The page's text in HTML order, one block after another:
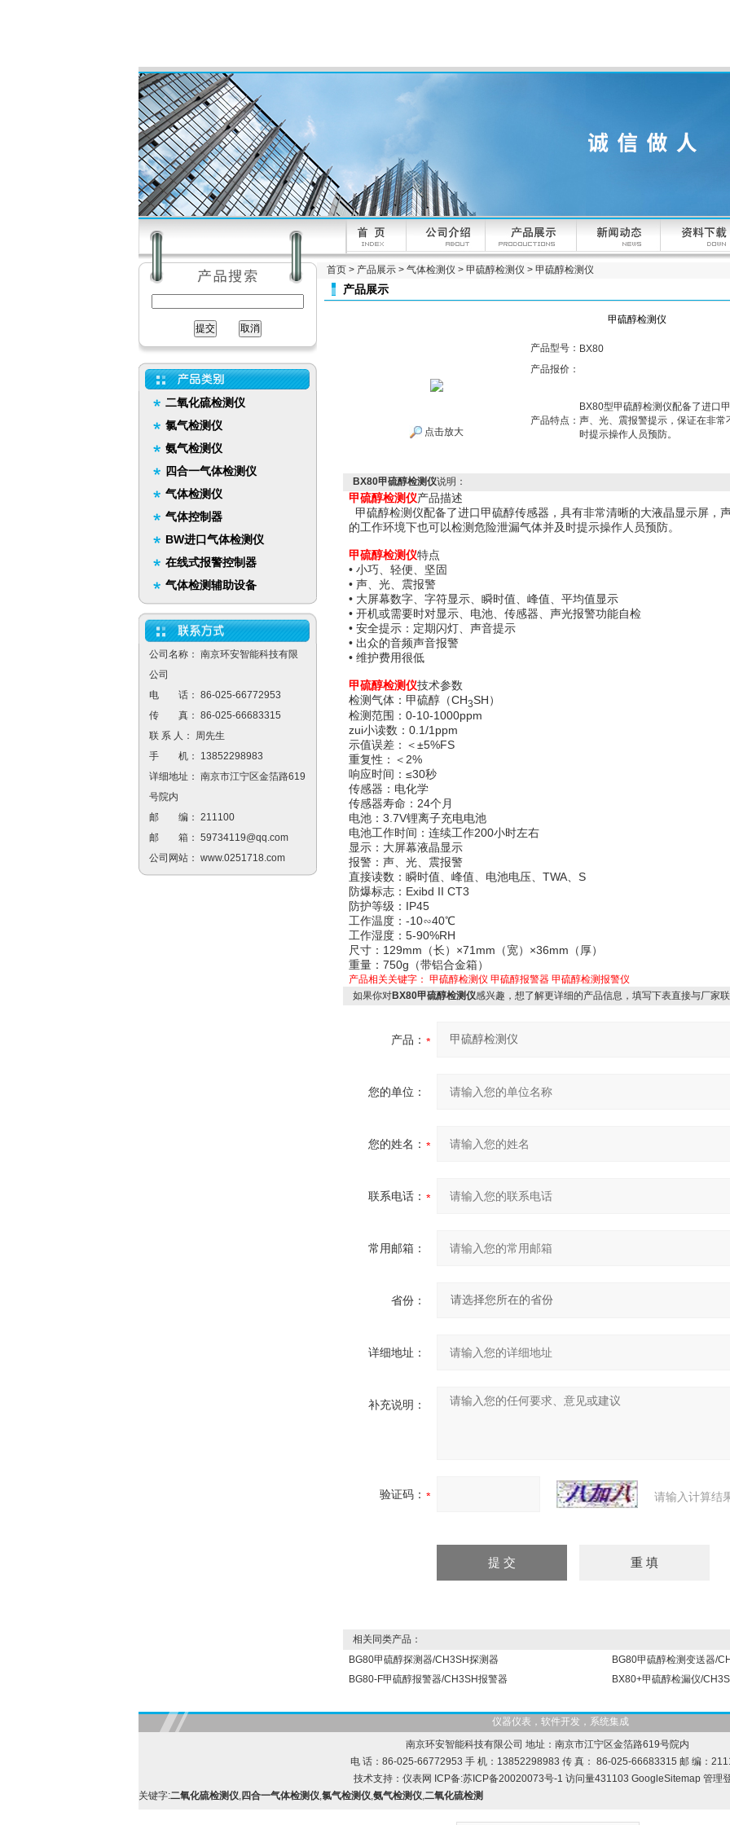
二氧化硫检测仪
氯气检测仪
氨气检测仪
四合一气体检测仪
气体检测仪
气体控制器
BW进口气体检测仪
在线式报警控制器
气体检测辅助设备
公司名称： 南京环安智能科技有限
公司
电 话： 86-025-66772953
传 真： 86-025-66683315
联 系 人： 周先生
手 机： 13852298983
详细地址： 南京市江宁区金箔路619
号院内
邮 编： 211100
邮 箱： 59734119@qq.com
公司网站： www.0251718.com
首页 > 产品展示 > 气体检测仪 > 甲硫醇检测仪 > 甲硫醇检测仪
产品展示
甲硫醇检测仪
点击放大
产品型号： BX80
产品报价：
产品特点：
BX80型甲硫醇检测仪配备了进口
声、光、震报警提示，保证在非
时提示操作人员预防。
BX80甲硫醇检测仪说明：
甲硫醇检测仪产品描述
甲硫醇检测仪配备了进口甲硫醇传感器，具有非常清晰的大液晶显示屏，
的工作环境下也可以检测危险泄漏气体并及时提示操作人员预防。
甲硫醇检测仪特点
• 小巧、轻便、坚固
• 声、光、震报警
• 大屏幕数字、字符显示、瞬时值、峰值、平均值显示
• 开机或需要时对显示、电池、传感器、声光报警功能自检
• 安全提示：定期闪灯、声音提示
• 出众的音频声音报警
• 维护费用很低
甲硫醇检测仪技术参数
检测气体：甲硫醇（CH3SH）
检测范围：0-10-1000ppm
zui小读数：0.1/1ppm
示值误差：＜±5%FS
重复性：＜2%
响应时间：≤30秒
传感器：电化学
传感器寿命：24个月
电池：3.7V锂离子充电电池
电池工作时间：连续工作200小时左右
显示：大屏幕液晶显示
报警：声、光、震报警
直接读数：瞬时值、峰值、电池电压、TWA、S
防爆标志：Exibd II CT3
防护等级：IP45
工作温度：-10∽40℃
工作湿度：5-90%RH
尺寸：129mm（长）×71mm（宽）×36mm（厚）
重量：750g（带铝合金箱）
产品相关关键字： 甲硫醇检测仪 甲硫醇报警器 甲硫醇检测报警仪
如果你对BX80甲硫醇检测仪感兴趣，想了解更详细的产品信息，填写下表直接与厂家
产品：
您的单位：
您的姓名：
联系电话：
常用邮箱：
省份：
详细地址：
补充说明：
验证码： 请输入计算结
相关同类产品：
BG80甲硫醇探测器/CH3SH探测器
BG80甲硫醇检测变送器/
BG80-F甲硫醇报警器/CH3SH报警器
BX80+甲硫醇检漏仪/
仪器仪表，软件开发，系统集成
南京环安智能科技有限公司 地址：南京市江宁区金箔路619号院内
电 话：86-025-66772953 手 机：13852298983 传 真： 86-025-66683315 邮 编：
技术支持： 仪表网 ICP备:苏ICP备20020073号-1 访问量431103 GoogleSitemap 管理
关键字:二氧化硫检测仪,四合一气体检测仪,氯气检测仪,氨气检测仪,二氧化硫检测